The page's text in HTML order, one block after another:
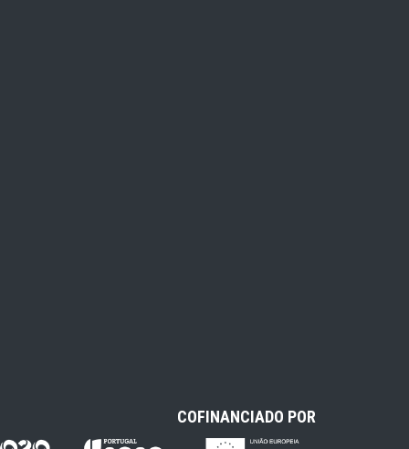
COFINANCIADO POR